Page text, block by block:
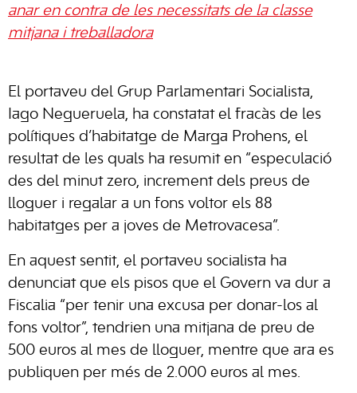
anar en contra de les necessitats de la classe
mitjana i treballadora
El portaveu del Grup Parlamentari Socialista,
Iago Negueruela, ha constatat el fracàs de les
polítiques d’habitatge de Marga Prohens, el
resultat de les quals ha resumit en “especulació
des del minut zero, increment dels preus de
lloguer i regalar a un fons voltor els 88
habitatges per a joves de Metrovacesa”.
En aquest sentit, el portaveu socialista ha
denunciat que els pisos que el Govern va dur a
Fiscalia “per tenir una excusa per donar-los al
fons voltor”, tendrien una mitjana de preu de
500 euros al mes de lloguer, mentre que ara es
publiquen per més de 2.000 euros al mes.